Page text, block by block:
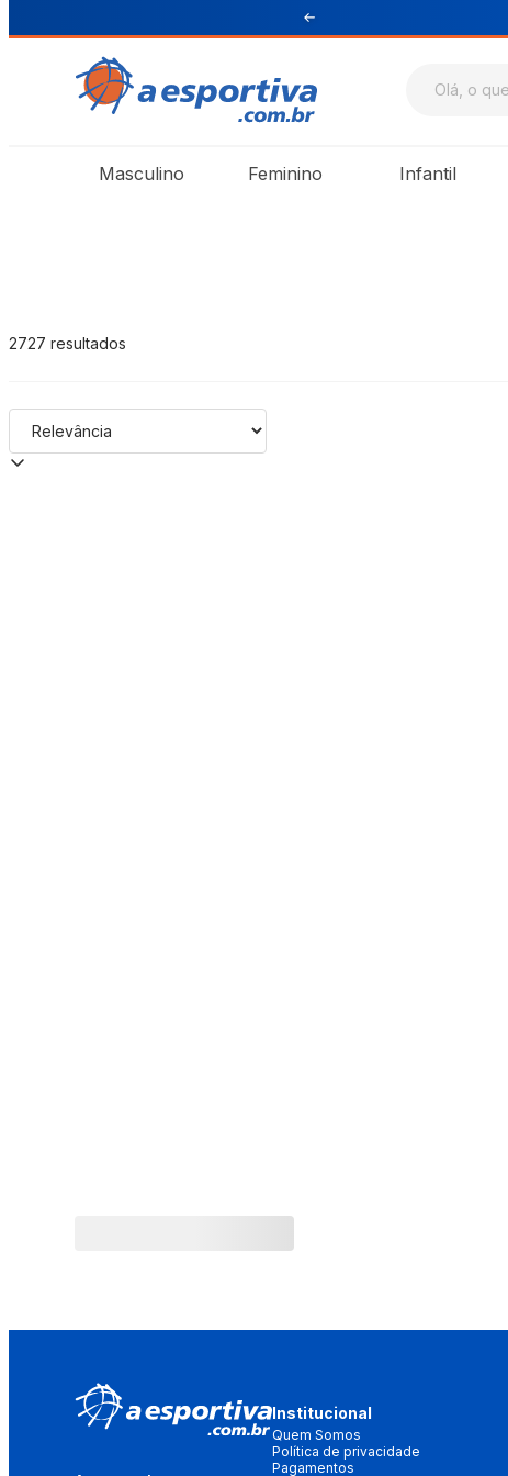
Masculino Feminino Infantil
2727 resultados
Institucional
Quem Somos
Política de privacidade
Pagamentos